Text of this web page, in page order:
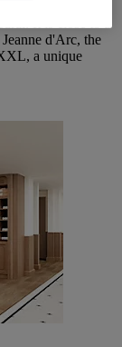
d'Arc, the
a unique